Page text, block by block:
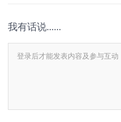
我有话说......